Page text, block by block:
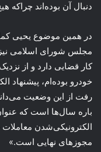
دنبال آن بوده‌اند چراکه
در همین موضوع یحیی
کار قضایی دارد و از
خودرو بوده‌ام، پیشنهاد
رفت از این وضعیت
باره سال‌ها است که
الکترونیکی‌شدن
مجوزهای نهایی است.»